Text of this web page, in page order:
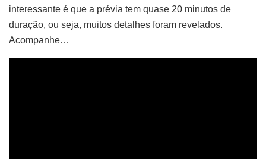
interessante é que a prévia tem quase 20 minutos de
duração, ou seja, muitos detalhes foram revelados.
Acompanhe…